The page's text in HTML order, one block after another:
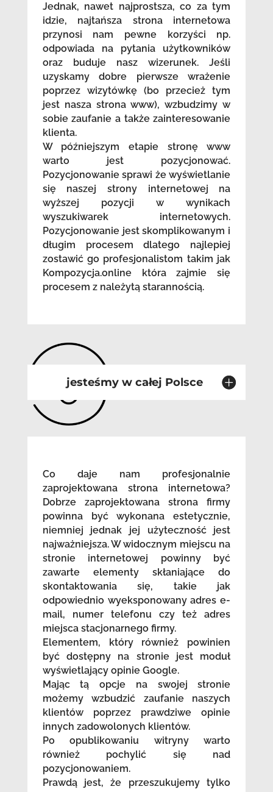
Jednak, nawet najprostsza, co za tym
idzie, najtańsza strona internetowa
przynosi nam pewne korzyści np.
odpowiada na pytania użytkowników
oraz buduje nasz wizerunek. Jeśli
uzyskamy dobre pierwsze wrażenie
poprzez wizytówkę (bo przecież tym
jest nasza strona www), wzbudzimy w
sobie zaufanie a także zainteresowanie
klienta.
W późniejszym etapie stronę www
warto jest pozycjonować.
Pozycjonowanie sprawi że wyświetlanie
się naszej strony internetowej na
wyższej pozycji w wynikach
wyszukiwarek internetowych.
Pozycjonowanie jest skomplikowanym i
długim procesem dlatego najlepiej
zostawić go profesjonalistom takim jak
Kompozycja.online która zajmie się
procesem z należytą starannością.
jesteśmy w całej Polsce
Co daje nam profesjonalnie
zaprojektowana strona internetowa?
Dobrze zaprojektowana strona firmy
powinna być wykonana estetycznie,
niemniej jednak jej użyteczność jest
najważniejsza. W widocznym miejscu na
stronie internetowej powinny być
zawarte elementy skłaniające do
skontaktowania się, takie jak
odpowiednio wyeksponowany adres e-
mail, numer telefonu czy też adres
miejsca stacjonarnego firmy.
Elementem, który również powinien
być dostępny na stronie jest moduł
wyświetlający opinie Google.
Mając tą opcje na swojej stronie
możemy wzbudzić zaufanie naszych
klientów poprzez prawdziwe opinie
innych zadowolonych klientów.
Po opublikowaniu witryny warto
również pochylić się nad
pozycjonowaniem.
Prawdą jest, że przeszukujemy tylko